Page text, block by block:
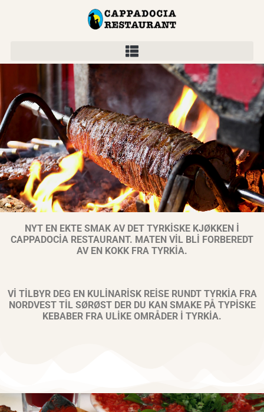
NYT EN EKTE SMAK AV DET TYRKİSKE KJØKKEN İ
CAPPADOCİA RESTAURANT. MATEN VİL BLİ FORBEREDT
AV EN KOKK FRA TYRKİA.
Vİ TİLBYR DEG EN KULİNARİSK REİSE RUNDT TYRKİA FRA
NORDVEST TİL SØRØST DER DU KAN SMAKE PÅ TYPİSKE
KEBABER FRA ULİKE OMRÅDER İ TYRKİA.